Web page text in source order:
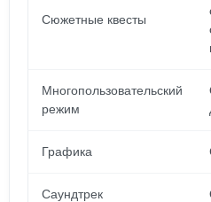
Сюжетные квесты
Многопользовательский
режим
Графика
Саундтрек